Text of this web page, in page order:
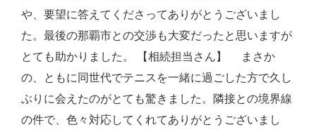
や、要望に答えてくださってありがとうございまし
た。最後の那覇市との交渉も大変だったと思いますが
とても助かりました。 【相続担当さん】 まさか
の、ともに同世代でテニスを一緒に過ごした方で久し
ぶりに会えたのがとても驚きました。隣接との境界線
の件で、色々対応してくれてありがとうございまし